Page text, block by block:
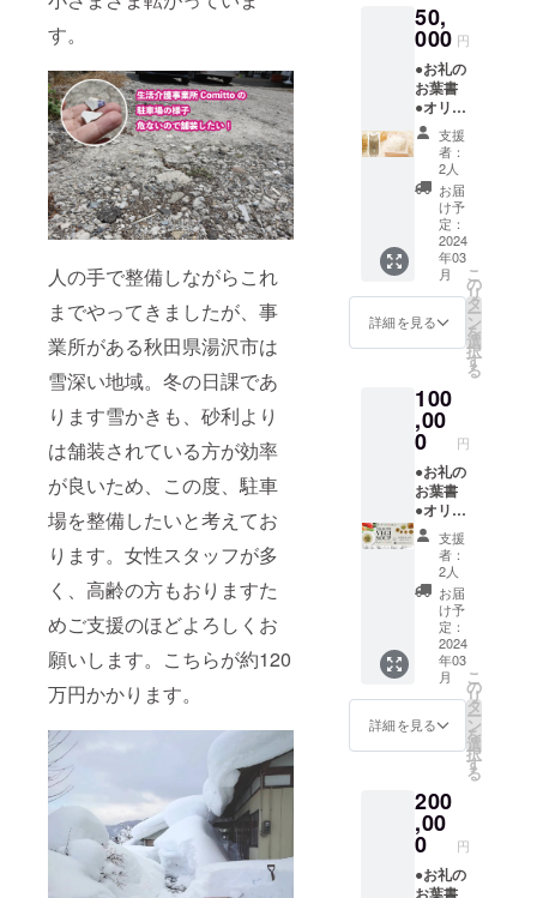
す。
人の手で整備しながらこれ
までやってきましたが、事
業所がある秋田県湯沢市は
雪深い地域。冬の日課であ
ります雪かきも、砂利より
は舗装されている方が効率
が良いため、この度、駐車
場を整備したいと考えてお
ります。女性スタッフが多
く、高齢の方もおりますた
めご支援のほどよろしくお
願いします。こちらが約120
万円かかります。
し込む
際に、
任意で
引き上
げるこ
とがで
きま
す。
「上乗
せ支援
で応援
しよ
う」の
欄があ
ります
検討い
ただけ
す。 ※
予定時
期より
前に届
く場合
がござ
いま
す。詳
しくは
本文の
「■リ
ターン
品と実
施スケ
ジュー
ル」を
ださ
い。
ス／賞
味期限
は製造
から1
年。 ※
支援金
額は支
援者さ
まが支
援を申
し込む
際に、
任意で
引き上
げるこ
きま
す。
で応援
しよ
う」の
欄があ
ります
のでご
検討い
ただけ
ますと
幸いで
す。 ※
予定時
期より
前に届
く場合
がござ
す。詳
しくは
ターン
品と実
施スケ
ジュー
ル」を
野菜の
トマト
スープ
／野菜
の豆乳
チャウ
ダー／
豆と野
菜のバ
スク風
スープ
／薬膳
風ジン
ジャー
ポトフ
／鶏と
銀杏の
プ の
いずれ
か。 ・
ベジ
スープ
／賞味
期限は
製造日
から約
6ヵ月、
商品に
よって
前後い
たしま
す。 ※
支援金
額は支
援者さ
際に、
任意で
引き上
げるこ
とがで
200g×1
個（常
温） ●
ハパラ
イス
150g×1
個（常
温） ●
パン
ケーキ
ミック
ス（プ
レー
ン）
100g×1
個（常
温） ●
約180g
味1種類
×1袋
（冷
凍）…
味は7つ
からの
お楽し
み をお
送りし
ます。
・がっ
こ（漬
物）／
消費期
限は製
造から
180日。
期限は
商品の
下部に
記載。
・パン
50,
000 円
●お礼の
お葉書
●オリジ
ナルク
リア
ファイ
ル 1枚
●松前
がっこ
200g×1
個（常
温） ●
いぶり
がっこ
（スラ
イス）
200g×1
個（常
温） ●
ハパラ
イス
150g×1
個（常
温） ●
パン
ケーキ
ミック
ス（プ
レー
ン）
100g×2
個（常
温） ●
ヘルス
ベジ
スープ
味2種類
×各1袋
＝合計2
袋（冷
凍）…
味は7つ
支援
者：
2人
お届
け予
定：
2024
年03
月
詳細を見る
こ
の
リ
タ
ー
ン
を
選
択
す
る
100
,00
0 円
●お礼の
お葉書
●オリジ
ナルク
リア
ファイ
ル 1枚
●松前
がっこ
200g×1
個（常
温） ●
いぶり
がっこ
（スラ
イス）
200g×1
個（常
温） ●
いぶり
がっこ
（ミニ2
支援
者：
2人
お届
け予
定：
2024
年03
月
詳細を見る
こ
の
リ
タ
ー
ン
を
選
択
す
る
200
,00
0 円
●お礼の
お葉書